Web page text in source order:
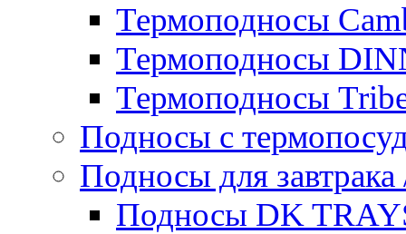
Термоподносы
Термоподносы
Термоподносы
Подносы с
Подносы для завтрака
Подносы DK